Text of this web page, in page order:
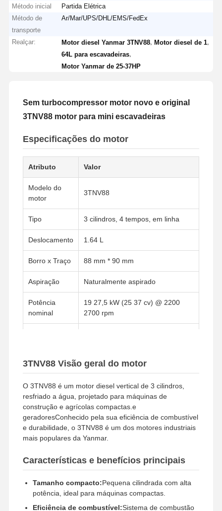
Para Casa Produtos Show De RV Sobre Nós
Método inicial
Partida Elétrica
Método de
transporte
Ar/Mar/UPS/DHL/EMS/FedEx
Realçar: Motor diesel Yanmar 3TNV88 ,Motor diesel de 1
64L para escavadeiras
Motor Yanmar de 25-37HP
Sem turbocompressor motor novo e original
3TNV88 motor para mini escavadeiras
Especificações do motor
Atributo Valor
Modelo do
motor
3TNV88
Tipo 3 cilindros, 4 tempos, em linha
Deslocamento 1.64 L
Borro x Traço 88 mm * 90 mm
Aspiração Naturalmente aspirado
Potência
nominal
19 27,5 kW (25 37 cv) @ 2200
2700 rpm
Sistema de
arrefecimento
A refrigeração por água
Método de
arranque
Iniciação elétrica
3TNV88 Visão geral do motor
O 3TNV88 é um motor diesel vertical de 3 cilindros,
resfriado a água, projetado para máquinas de
construção e agrícolas compactas.e
geradoresConhecido pela sua eficiência de combustível
e durabilidade, o 3TNV88 é um dos motores industriais
mais populares da Yanmar.
Características e benefícios principais
Tamanho compacto:Pequena cilindrada com alta
potência, ideal para máquinas compactas.
Eficiência de combustível:Sistema de combustão